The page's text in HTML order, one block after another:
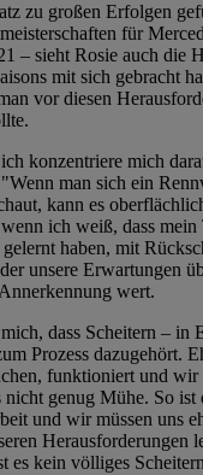
zu großen Erfolgen
für
– sieht Rosie auch die
mit sich gebracht
vor diesen
konzentriere mich
man sich ein
kann es
ich weiß, dass mein
haben, mit
unsere Erwartungen
wert.
dass Scheitern – in
Prozess dazugehört.
funktioniert und
nicht genug Mühe. So
und wir müssen uns
Herausforderungen
es kein völliges